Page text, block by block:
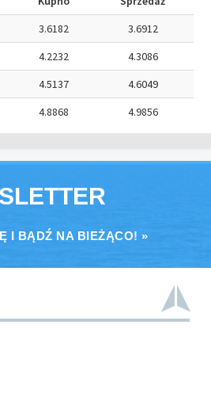
3.6182
3.6912
4.2232
4.3086
4.5137
4.6049
4.8868 4.9856
I BĄDŹ NA BIEŻĄCO! »